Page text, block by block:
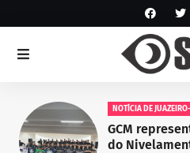
NOTÍCIA DE JUAZEIRO-
GCM
do